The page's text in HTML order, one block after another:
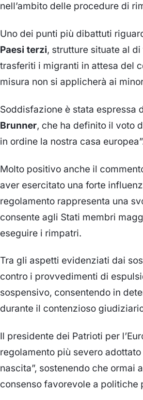
nell’ambito delle procedure di
Uno dei punti più dibattuti
Paesi terzi, strutture situate al
trasferiti i migranti in attesa del
misura non si applicherà ai
Soddisfazione è stata espressa
Brunner, che ha definito il voto
in ordine la nostra casa
Molto positivo anche il
aver esercitato una forte
regolamento rappresenta una
consente agli Stati membri
eseguire i rimpatri.
Tra gli aspetti evidenziati dai
contro i provvedimenti di
sospensivo, consentendo in
durante il contenzioso
Il presidente dei Patrioti per
regolamento più severo
nascita”, sostenendo che ormai
consenso favorevole a politiche